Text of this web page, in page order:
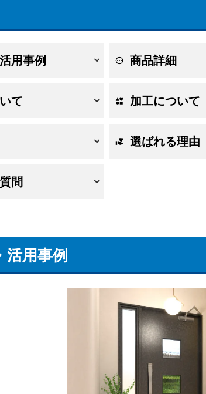
用事例 商品詳細
て 加工について
選ばれる理由
問
活用事例